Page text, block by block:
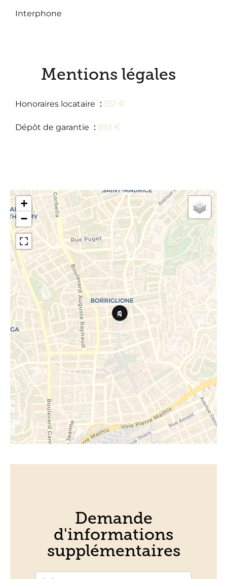
Interphone
Mentions légales
Honoraires locataire 351 €
Dépôt de garantie 593 €
+
−
Demande
d'informations
supplémentaires